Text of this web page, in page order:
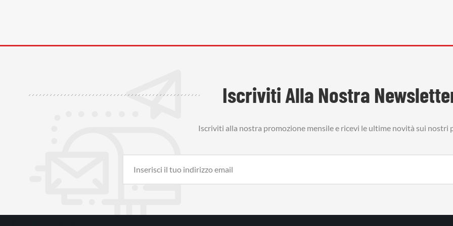
Iscriviti Alla Nostra
Iscriviti alla nostra promozione mensile e ricevi le ultime novità sui nostri